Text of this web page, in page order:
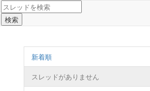
新着順
スレッドがありません